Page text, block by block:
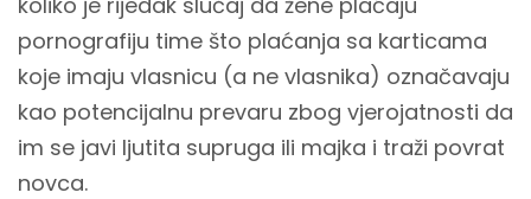
pornografiju time što plaćanja sa karticama
koje imaju vlasnicu (a ne vlasnika) označavaju
kao potencijalnu prevaru zbog vjerojatnosti da
im se javi ljutita supruga ili majka i traži povrat
novca.